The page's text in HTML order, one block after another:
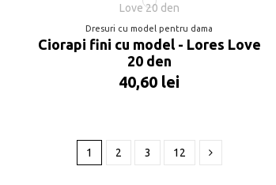
Dresuri cu model pentru dama
Ciorapi fini cu model - Lores Love
20 den
40,60 lei
1 2 3 12